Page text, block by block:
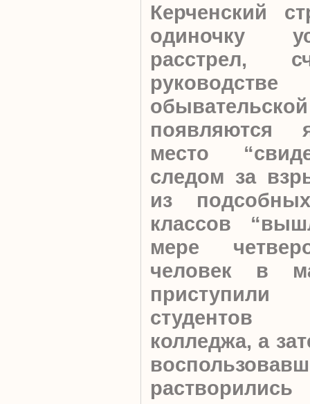
Керченский
одиночку
расстрел,
появляются
место
следом за
из
классов
мере
человек в
студентов
колледжа, а